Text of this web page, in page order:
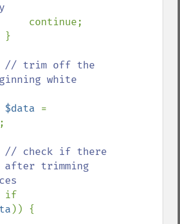
continue;
// trim off the
white
$data
// check if there
after trimming
if
)) {